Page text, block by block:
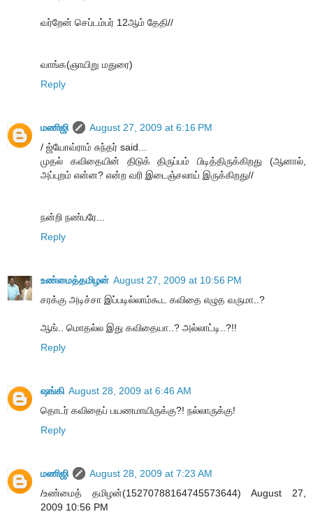
வர்றேன் செப்டம்பர் 12ஆம் தேதி//
வாங்க(ஞாயிறு மதுரை)
Reply
மணிஜி
August 27, 2009 at 6:16 PM
/ ஜ்யோவ்ராம் சுந்தர் said...
முதல் கவிதையின் திடுக் திருப்பம் பிடித்திருக்கிறது (ஆனால்,
அப்புறம் என்ன? என்ற வரி இடைஞ்சலாய் இருக்கிறது//
நன்றி நண்பரே...
Reply
உண்மைத்தமிழன் August 27, 2009 at 10:56 PM
சரக்கு அடிச்சா இப்படில்லாம்கூட கவிதை எழுத வருமா..?
ஆங்.. மொதல்ல இது கவிதையா..? அல்லாட்டி..?!!
Reply
ஷங்கி August 28, 2009 at 6:46 AM
தொடர் கவிதைப் பயணமாயிருக்கு?! நல்லாருக்கு!
Reply
மணிஜி
August 28, 2009 at 7:23 AM
/உண்மைத் தமிழன்(15270788164745573644) August 27,
2009 10:56 PM